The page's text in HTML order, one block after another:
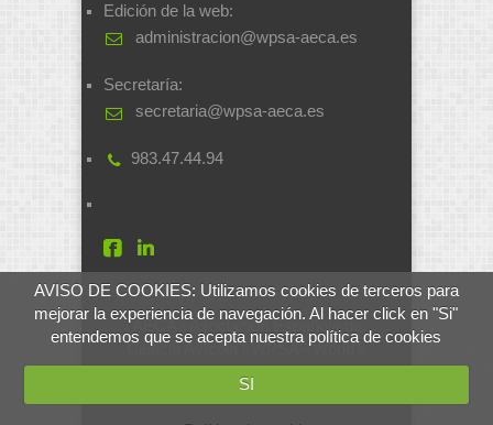
AVISO DE COOKIES: Utilizamos cookies de terceros para
mejorar la experiencia de navegación. Al hacer click en "Si"
entendemos que se acepta nuestra política de cookies
SI
Edición de la web:
administracion@wpsa-aeca.es
Secretaría:
secretaria@wpsa-aeca.es
983.47.44.94
AECA - Asociación Española de
Ciencia Avícola | WPSA - World's
Poultry Science Association
Desarrollado por